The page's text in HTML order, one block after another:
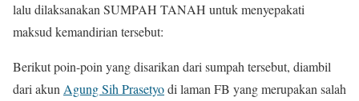
lalu dilaksanakan SUMPAH TANAH untuk menyepakati
maksud kemandirian tersebut:
Berikut poin-poin yang disarikan dari sumpah tersebut, diambil
dari akun Agung Sih Prasetyodi laman FB yang merupakan salah